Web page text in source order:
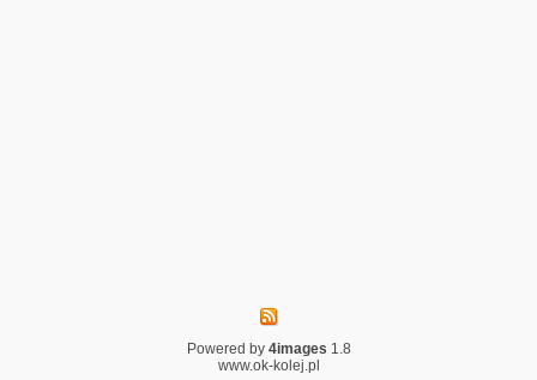
Powered by 4images 1.8
www.ok-kolej.pl